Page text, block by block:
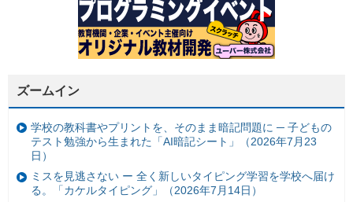
ズームイン
学校の教科書やプリントを、そのまま暗記問題に ─ 子どもの
テスト勉強から生まれた「AI暗記シート」（2026年7月23
日）
ミスを見逃さない ー 全く新しいタイピング学習を学校へ届け
る。「カケルタイピング」（2026年7月14日）